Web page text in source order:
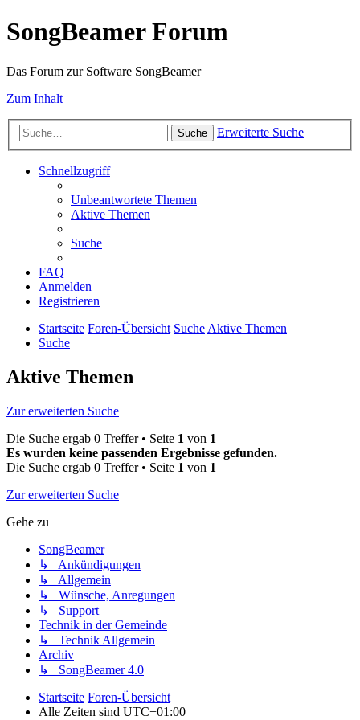
SongBeamer Forum
Das Forum zur Software SongBeamer
Zum Inhalt
Suche Erweiterte Suche
Schnellzugriff
Unbeantwortete Themen
Aktive Themen
Suche
FAQ
Anmelden
Registrieren
Startseite Foren-Übersicht SucheAktive Themen
Suche
Aktive Themen
Zur erweiterten Suche
Die Suche ergab 0 Treffer • Seite 1 von 1
Es wurden keine passenden Ergebnisse gefunden.
Die Suche ergab 0 Treffer • Seite 1 von 1
Zur erweiterten Suche
Gehe zu
SongBeamer
↳ Ankündigungen
↳ Allgemein
↳ Wünsche, Anregungen
↳ Support
Technik in der Gemeinde
↳ Technik Allgemein
Archiv
↳ SongBeamer 4.0
Startseite Foren-Übersicht
Alle Zeiten sind UTC+01:00